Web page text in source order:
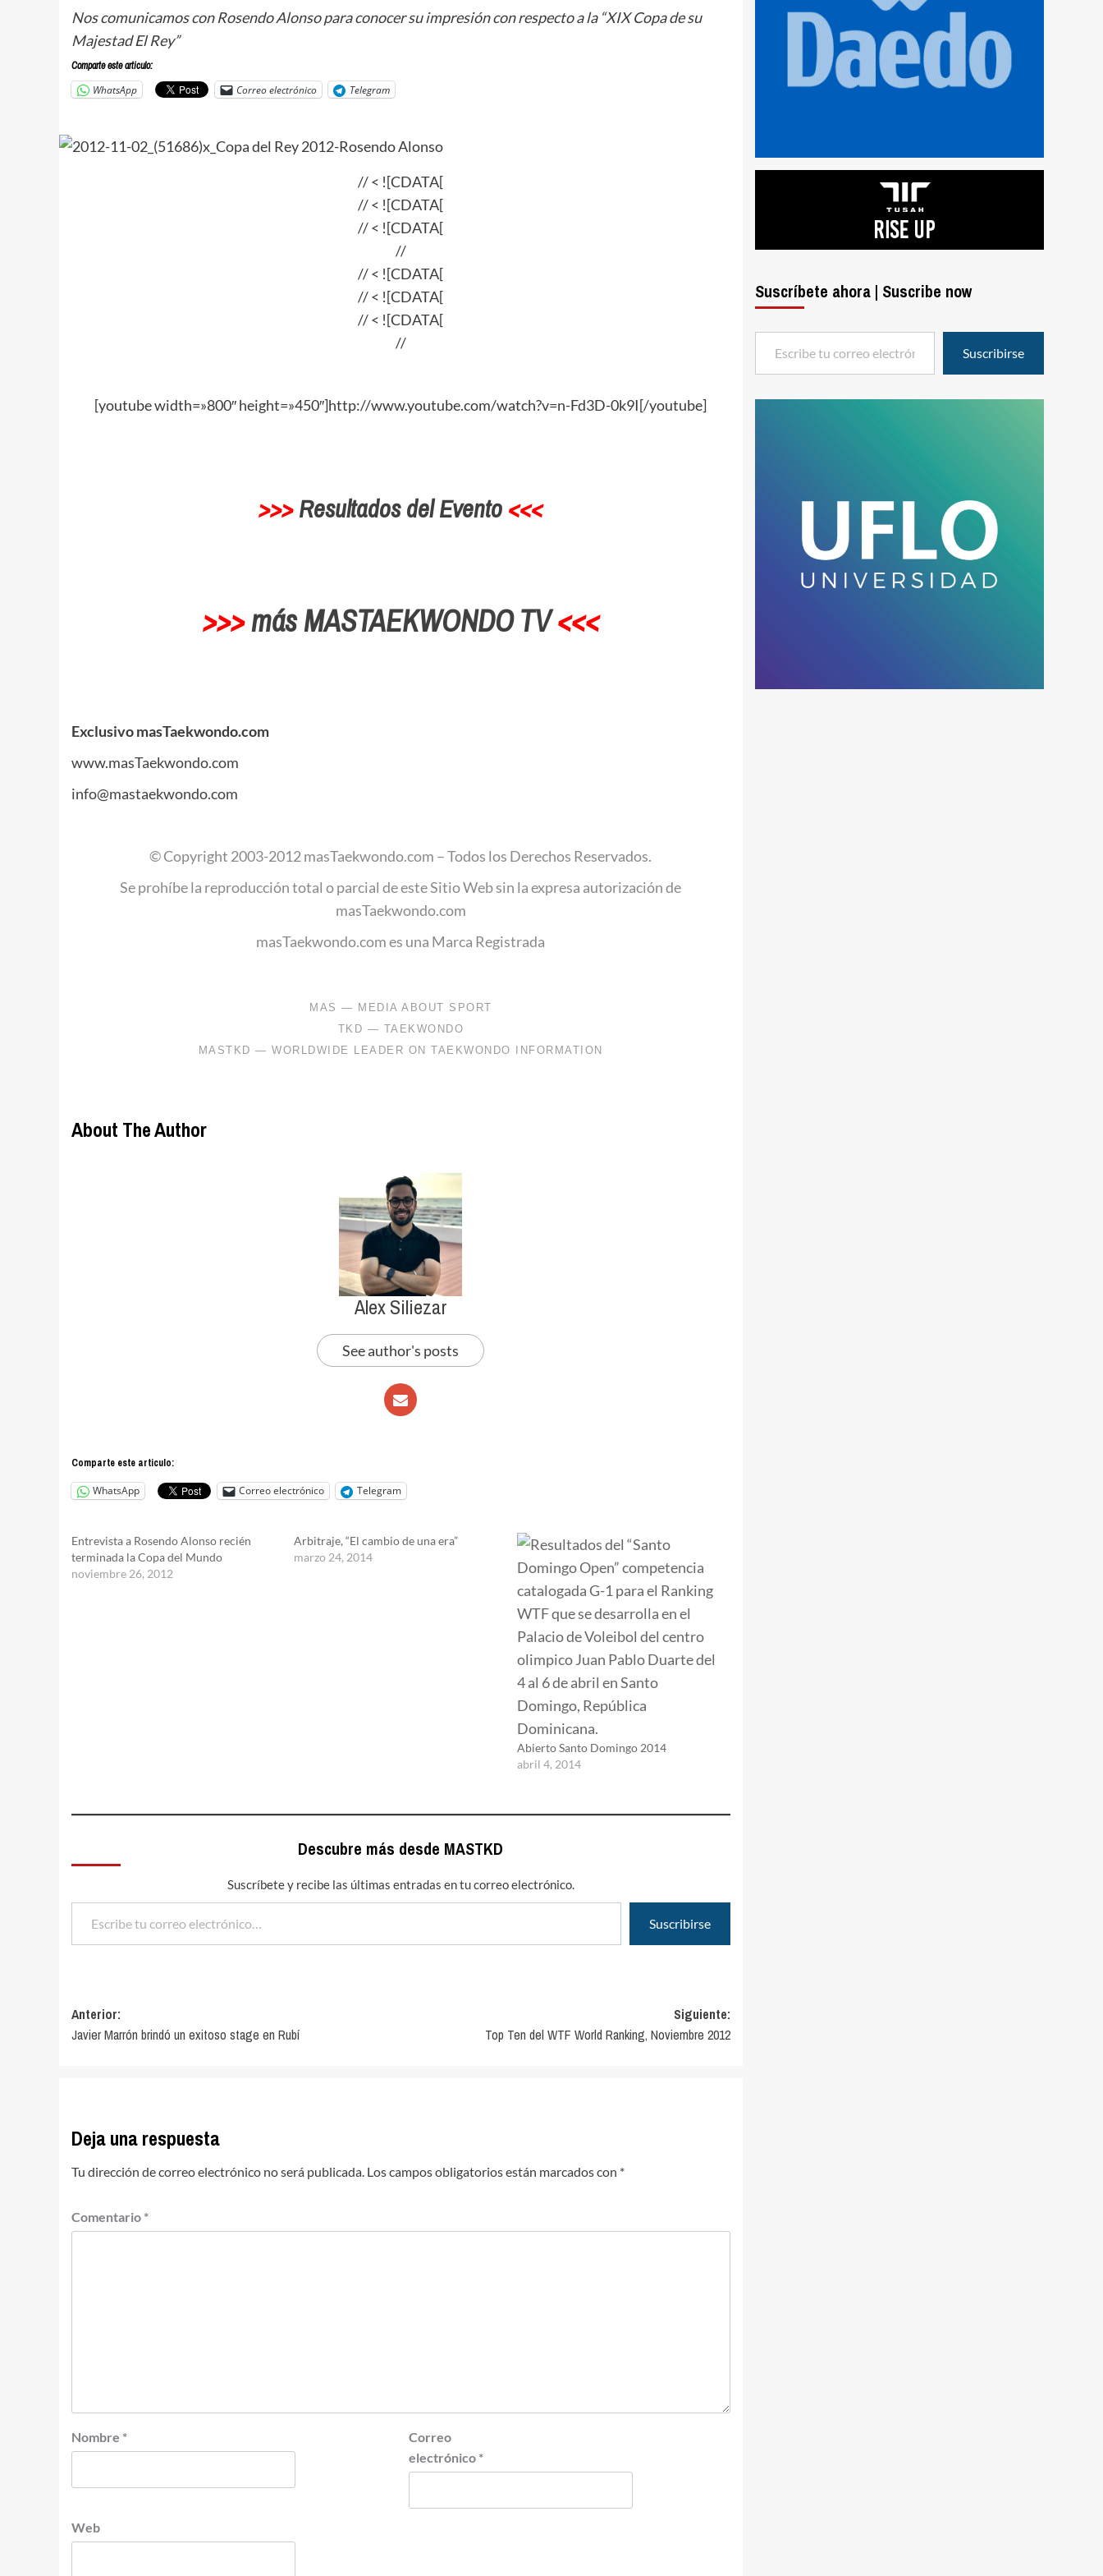
Nos comunicamos con Rosendo Alonso para conocer su impresión con respecto a la “XIX Copa de su
Majestad El Rey”
Comparte este articulo:
WhatsApp Correo electrónico Telegram
// < ![CDATA[
// < ![CDATA[
// < ![CDATA[
//
// < ![CDATA[
// < ![CDATA[
// < ![CDATA[
//
[youtube width=»800″ height=»450″]http://www.youtube.com/watch?v=n-Fd3D-0k9I[/youtube]
>>>Resultados del Evento <<<
>>>más MASTAEKWONDO TV<<<
Exclusivo masTaekwondo.com
www.masTaekwondo.com
info@mastaekwondo.com
© Copyright 2003-2012 masTaekwondo.com – Todos los Derechos Reservados.
Se prohíbe la reproducción total o parcial de este Sitio Web sin la expresa autorización de
masTaekwondo.com
masTaekwondo.com es una Marca Registrada
About The Author
Alex Siliezar
See author's posts
Comparte este articulo:
WhatsApp Correo electrónico Telegram
Entrevista a Rosendo Alonso recién
terminada la Copa del Mundo
noviembre 26, 2012
Arbitraje, “El cambio de una era”
marzo 24, 2014
Abierto Santo Domingo 2014
abril 4, 2014
Descubre más desde MASTKD
Suscríbete y recibe las últimas entradas en tu correo electrónico.
Escribe tu correo electrónico…
Suscribirse
Navegación
de
Anterior:
Javier Marrón brindó un exitoso stage en Rubí
Siguiente:
Top Ten del WTF World Ranking, Noviembre 2012
Deja una respuesta
Tu dirección de correo electrónico no será publicada. Los campos obligatorios están marcados con *
Comentario *
Nombre *
Correo
electrónico *
Web
Suscríbete ahora | Suscribe now
Escribe tu correo electrónico…
Suscribirse